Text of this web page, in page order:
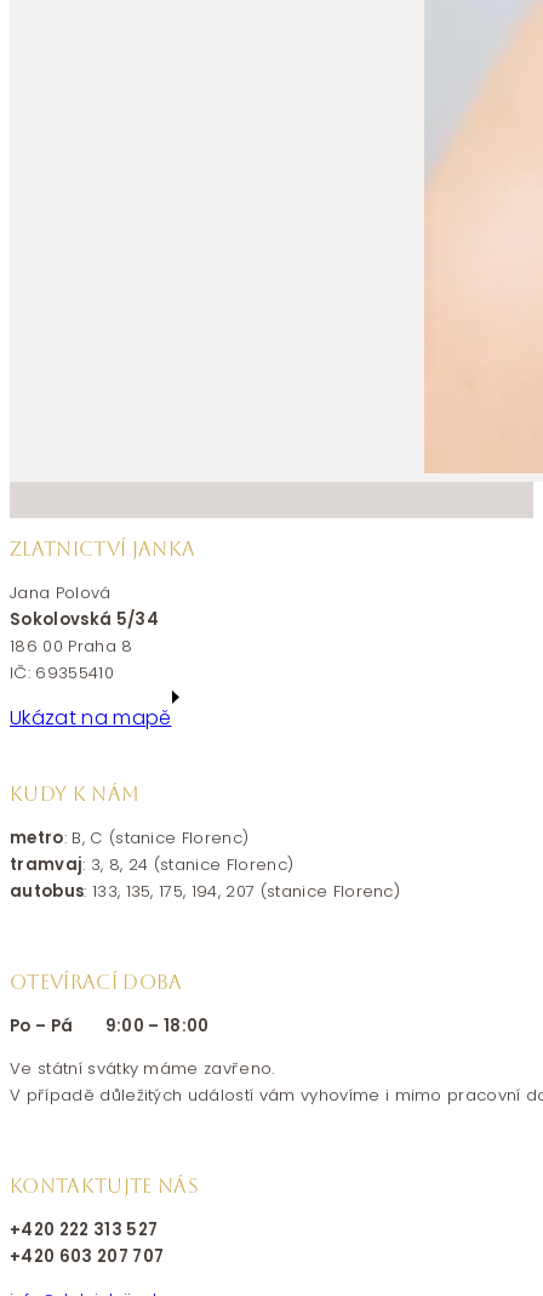
ZLATNICTVÍ JANKA
Jana Polová
Sokolovská 5/34
186 00 Praha 8
IČ: 69355410
Ukázat na mapě
KUDY K NÁM
metro: B, C (stanice Florenc)
tramvaj: 3, 8, 24 (stanice Florenc)
autobus: 133, 135, 175, 194, 207 (stanice Florenc)
OTEVÍRACÍ DOBA
Po – Pá 9:00 – 18:00
Ve státní svátky máme zavřeno.
V případě důležitých událostí vám vyhovíme i mimo pracovní
KONTAKTUJTE NÁS
+420 222 313 527
+420 603 207 707